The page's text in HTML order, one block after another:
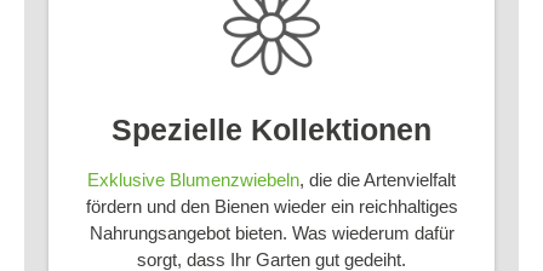
Spezielle Kollektionen
Exklusive Blumenzwiebeln, die die Artenvielfalt
fördern und den Bienen wieder ein reichhaltiges
Nahrungsangebot bieten. Was wiederum dafür
sorgt, dass Ihr Garten gut gedeiht.